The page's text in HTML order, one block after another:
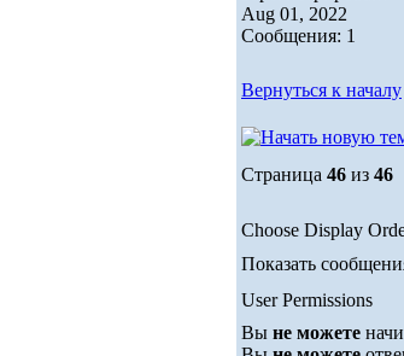
Aug 01, 2022
Сообщения: 1
Вернуться к началу
Страница 46 из 46
Choose Display
Показать
User Permissions
Вы не можете